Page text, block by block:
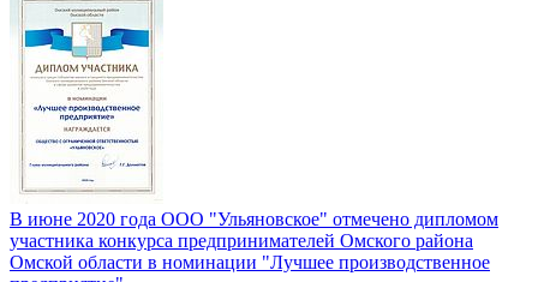
В июне 2020 года ООО "Ульяновское" отмечено дипломом
участника конкурса предпринимателей Омского района
Омской области в номинации "Лучшее производственное